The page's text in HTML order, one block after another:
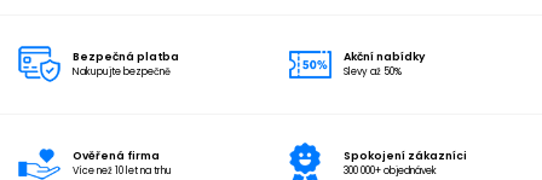
Bezpečná platba
Nakupujte bezpečně
Akční nabídky
Slevy až 50%
Ověřená firma
Více než 10 let na trhu
Spokojení zákazníci
300 000+ objednávek